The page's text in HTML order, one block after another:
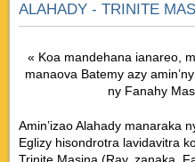
ALAHADY - TRINITE
« Koa mandehana ianareo,
manaova Batemy azy
ny Fanahy
Amin’izao Alahady manaraka
Eglizy hisondrotra lavidavitra